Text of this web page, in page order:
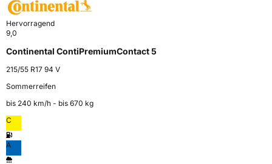
Hervorragend
9,0
Continental ContiPremiumContact 5
215/55 R17 94 V
Sommerreifen
bis 240 km⁠/⁠h - bis 670 kg
C
A